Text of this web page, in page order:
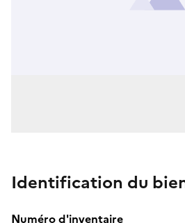
Identification du
Numéro d'inventaire